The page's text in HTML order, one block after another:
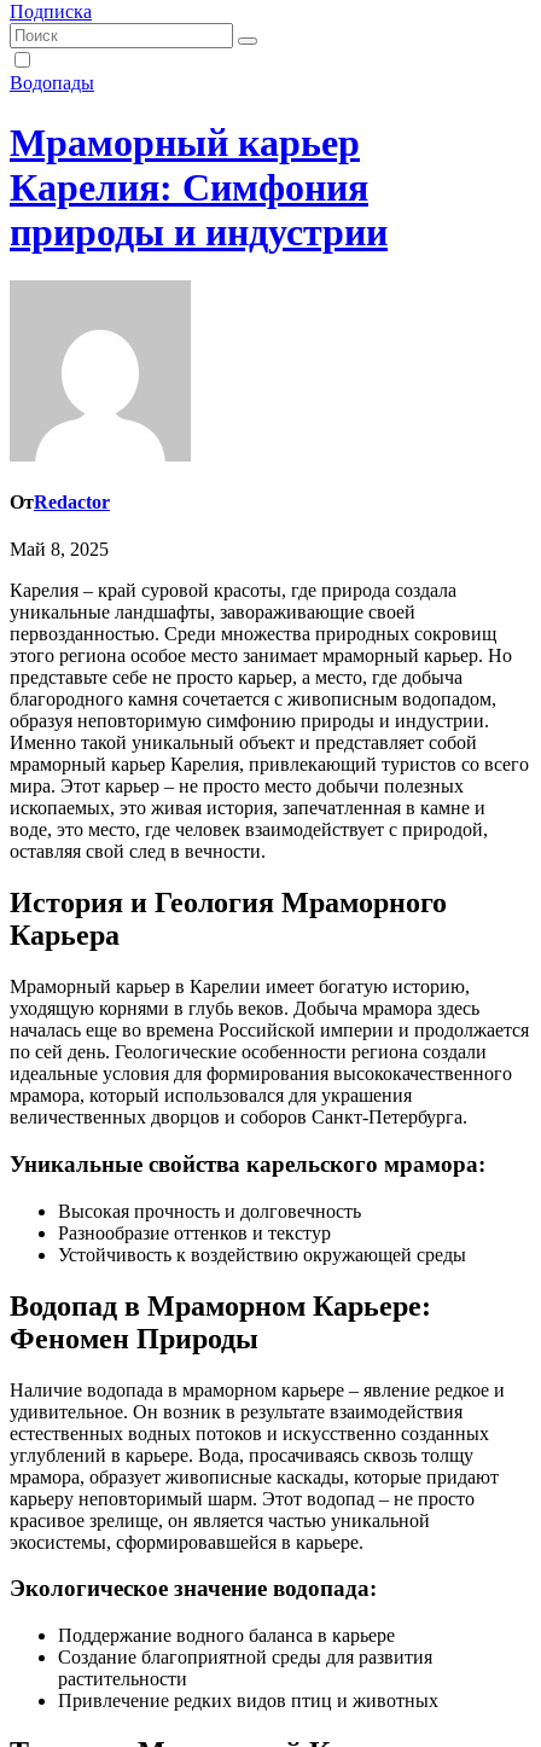
Подписка
Водопады
Мраморный карьер
Карелия: Симфония
природы и индустрии
ОтRedactor
Май 8, 2025
Карелия – край суровой красоты, где природа создала
уникальные ландшафты, завораживающие своей
первозданностью. Среди множества природных сокровищ
этого региона особое место занимает мраморный карьер. Но
представьте себе не просто карьер, а место, где добыча
благородного камня сочетается с живописным водопадом,
образуя неповторимую симфонию природы и индустрии.
Именно такой уникальный объект и представляет собой
мраморный карьер Карелия, привлекающий туристов со всего
мира. Этот карьер – не просто место добычи полезных
ископаемых, это живая история, запечатленная в камне и
воде, это место, где человек взаимодействует с природой,
оставляя свой след в вечности.
История и Геология Мраморного
Карьера
Мраморный карьер в Карелии имеет богатую историю,
уходящую корнями в глубь веков. Добыча мрамора здесь
началась еще во времена Российской империи и продолжается
по сей день. Геологические особенности региона создали
идеальные условия для формирования высококачественного
мрамора, который использовался для украшения
величественных дворцов и соборов Санкт-Петербурга.
Уникальные свойства карельского мрамора:
Высокая прочность и долговечность
Разнообразие оттенков и текстур
Устойчивость к воздействию окружающей среды
Водопад в Мраморном Карьере:
Феномен Природы
Наличие водопада в мраморном карьере – явление редкое и
удивительное. Он возник в результате взаимодействия
естественных водных потоков и искусственно созданных
углублений в карьере. Вода, просачиваясь сквозь толщу
мрамора, образует живописные каскады, которые придают
карьеру неповторимый шарм. Этот водопад – не просто
красивое зрелище, он является частью уникальной
экосистемы, сформировавшейся в карьере.
Экологическое значение водопада:
Поддержание водного баланса в карьере
Создание благоприятной среды для развития
растительности
Привлечение редких видов птиц и животных